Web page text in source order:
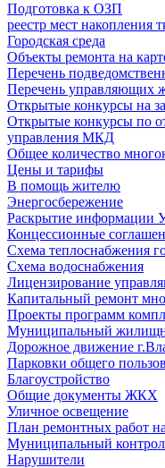
Подготовка к ОЗП
реестр мест накопления
Городская среда
Объекты ремонта на
Перечень
Перечень управляющих
Открытые конкурсы на
Открытые конкурсы по
управления МКД
Общее количество
Цены и тарифы
В помощь жителю
Энергосбережение
Раскрытие
Концессионные
Схема теплоснабжения
Схема водоснабжения
Лицензирование
Капитальный ремонт
Проекты программ
Муниципальный
Дорожное движение
Парковки общего
Благоустройство
Общие документы ЖКХ
Уличное освещение
План ремонтных работ
Муниципальный
Нарушители